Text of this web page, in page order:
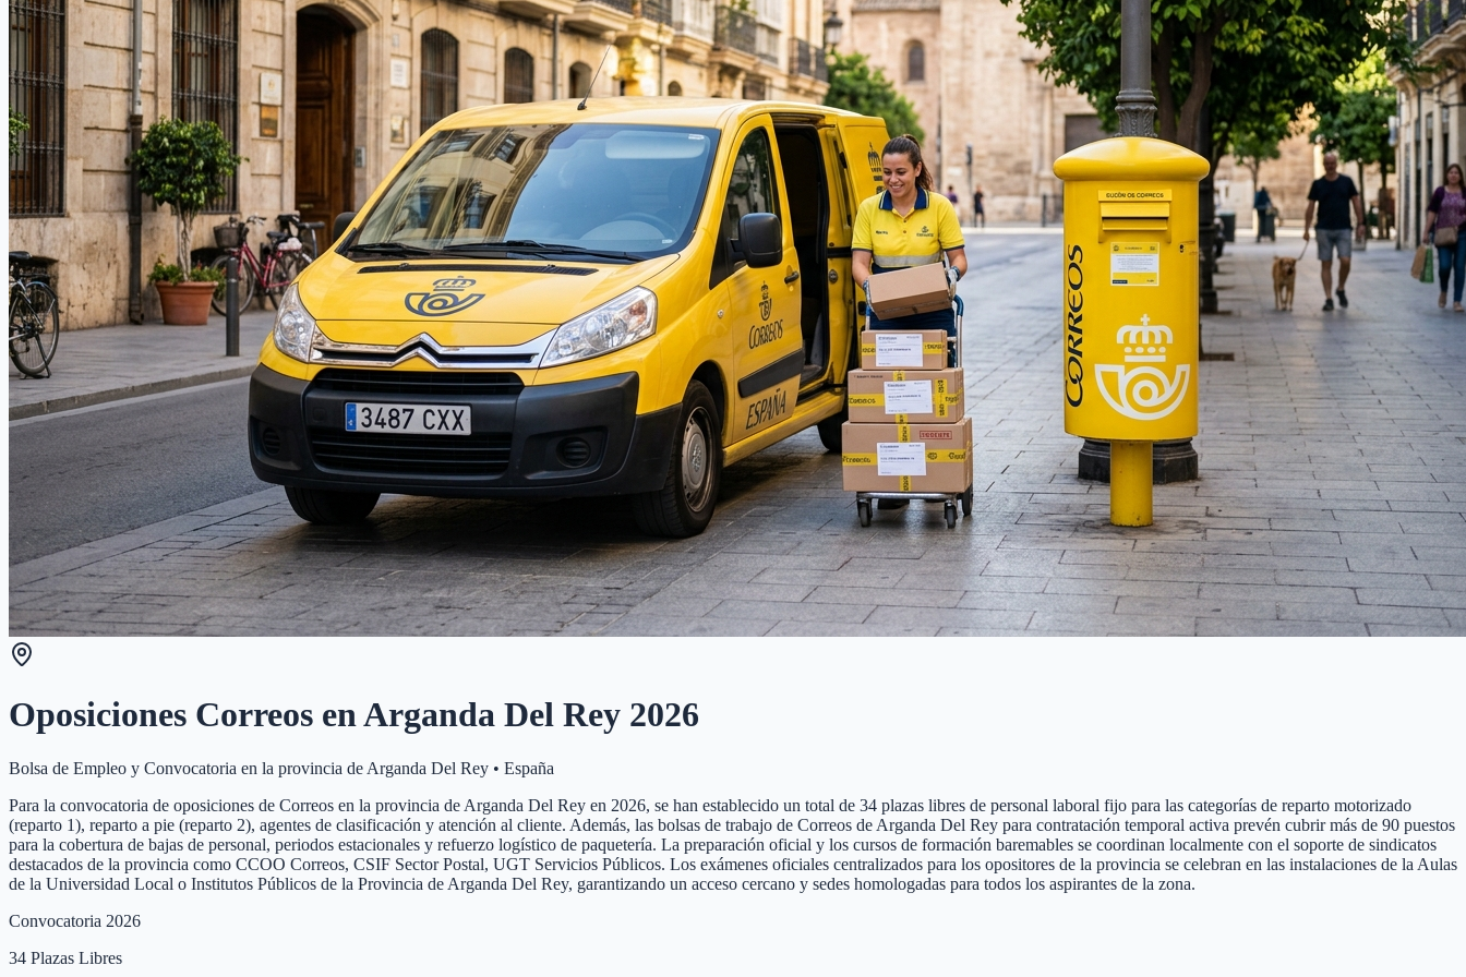
Oposiciones Correos enArganda Del Rey 2026
Bolsa de Empleo y Convocatoria en la provincia de Arganda Del Rey • España
Para la convocatoria de oposiciones de Correos en la provincia de Arganda Del Rey en 2026, se han establecido un total de 34 plazas libres de personal laboral fijo para las categorías de reparto motorizado
(reparto 1), reparto a pie (reparto 2), agentes de clasificación y atención al cliente. Además, las bolsas de trabajo de Correos de Arganda Del Rey para contratación temporal activa prevén cubrir más de 90 puestos
para la cobertura de bajas de personal, periodos estacionales y refuerzo logístico de paquetería. La preparación oficial y los cursos de formación baremables se coordinan localmente con el soporte de sindicatos
destacados de la provincia como CCOO Correos, CSIF Sector Postal, UGT Servicios Públicos. Los exámenes oficiales centralizados para los opositores de la provincia se celebran en las instalaciones de la Aulas
de la Universidad Local o Institutos Públicos de la Provincia de Arganda Del Rey, garantizando un acceso cercano y sedes homologadas para todos los aspirantes de la zona.
Convocatoria 2026
34 Plazas Libres